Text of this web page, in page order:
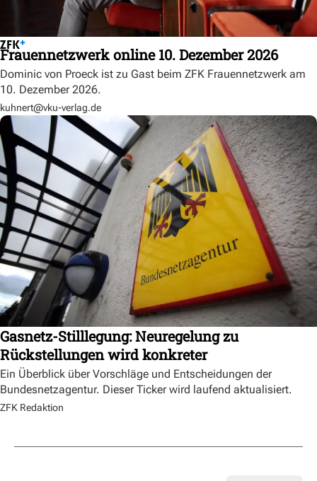
Frauennetzwerk online 10. Dezember 2026
Dominic von Proeck ist zu Gast beim ZFK Frauennetzwerk am
10. Dezember 2026.
kuhnert@vku-verlag.de
Gasnetz-Stilllegung: Neuregelung zu
Rückstellungen wird konkreter
Ein Überblick über Vorschläge und Entscheidungen der
Bundesnetzagentur. Dieser Ticker wird laufend aktualisiert.
ZFK Redaktion